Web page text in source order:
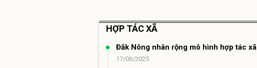
HỢP TÁC XÃ
Đắk Nông nhân rộng mô hình hợp tác
17/06/2025